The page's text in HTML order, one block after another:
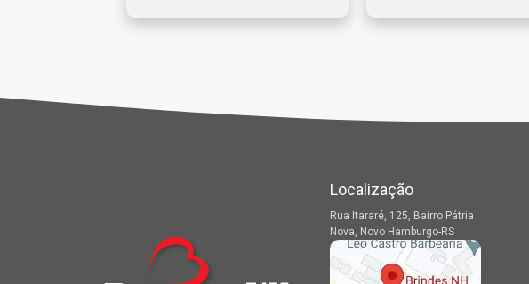
Localização
Rua Itararé, 125, Bairro Pátria
Nova, Novo Hamburgo-RS